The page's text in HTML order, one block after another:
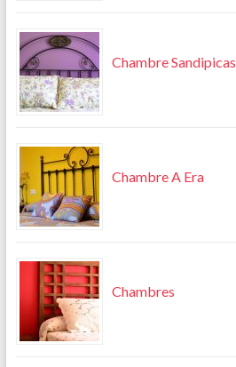
Chambre Sandipicas
Chambre A Era
Chambres